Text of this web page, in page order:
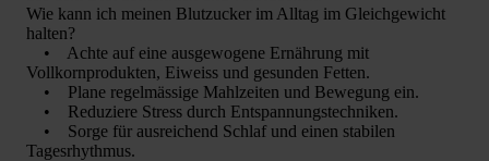
Wie kann ich meinen Blutzucker im Alltag im Gleichgewicht
halten?
• Achte auf eine ausgewogene Ernährung mit
Vollkornprodukten, Eiweiss und gesunden Fetten.
• Plane regelmässige Mahlzeiten und Bewegung ein.
• Reduziere Stress durch Entspannungstechniken.
• Sorge für ausreichend Schlaf und einen stabilen
Tagesrhythmus.